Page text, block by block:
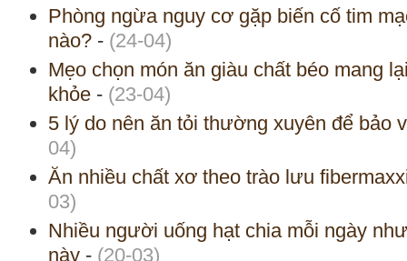
Phòng ngừa nguy cơ gặp biến cố tim
nào? - (24-04)
Mẹo chọn món ăn giàu chất béo mang
khỏe - (23-04)
5 lý do nên ăn tỏi thường xuyên để bảo
04)
Ăn nhiều chất xơ theo trào lưu
03)
Nhiều người uống hạt chia mỗi ngày
này - (20-03)